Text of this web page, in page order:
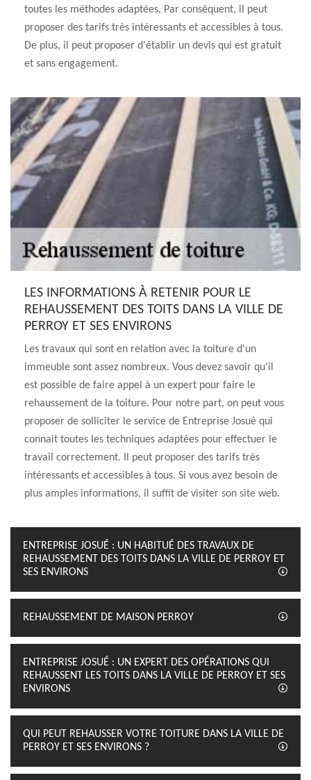
toutes les méthodes adaptées. Par conséquent, il peut
proposer des tarifs très intéressants et accessibles à tous.
De plus, il peut proposer d'établir un devis qui est gratuit
et sans engagement.
LES INFORMATIONS À RETENIR POUR LE
REHAUSSEMENT DES TOITS DANS LA VILLE DE
PERROY ET SES ENVIRONS
Les travaux qui sont en relation avec la toiture d'un
immeuble sont assez nombreux. Vous devez savoir qu'il
est possible de faire appel à un expert pour faire le
rehaussement de la toiture. Pour notre part, on peut vous
proposer de solliciter le service de Entreprise Josué qui
connait toutes les techniques adaptées pour effectuer le
travail correctement. Il peut proposer des tarifs très
intéressants et accessibles à tous. Si vous avez besoin de
plus amples informations, il suffit de visiter son site web.
ENTREPRISE JOSUÉ : UN HABITUÉ DES TRAVAUX DE
REHAUSSEMENT DES TOITS DANS LA VILLE DE PERROY ET
SES ENVIRONS
REHAUSSEMENT DE MAISON PERROY
ENTREPRISE JOSUÉ : UN EXPERT DES OPÉRATIONS QUI
REHAUSSENT LES TOITS DANS LA VILLE DE PERROY ET SES
ENVIRONS
QUI PEUT REHAUSSER VOTRE TOITURE DANS LA VILLE DE
PERROY ET SES ENVIRONS ?